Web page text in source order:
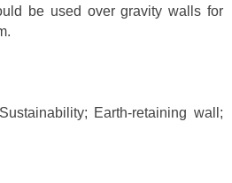
be used over gravity walls for
Earth-retaining wall;